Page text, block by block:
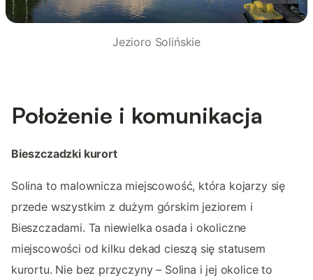
Jezioro Solińskie
Położenie i komunikacja
Bieszczadzki kurort
Solina to malownicza miejscowość, która kojarzy się
przede wszystkim z dużym górskim jeziorem i
Bieszczadami. Ta niewielka osada i okoliczne
miejscowości od kilku dekad cieszą się statusem
kurortu. Nie bez przyczyny – Solina i jej okolice to